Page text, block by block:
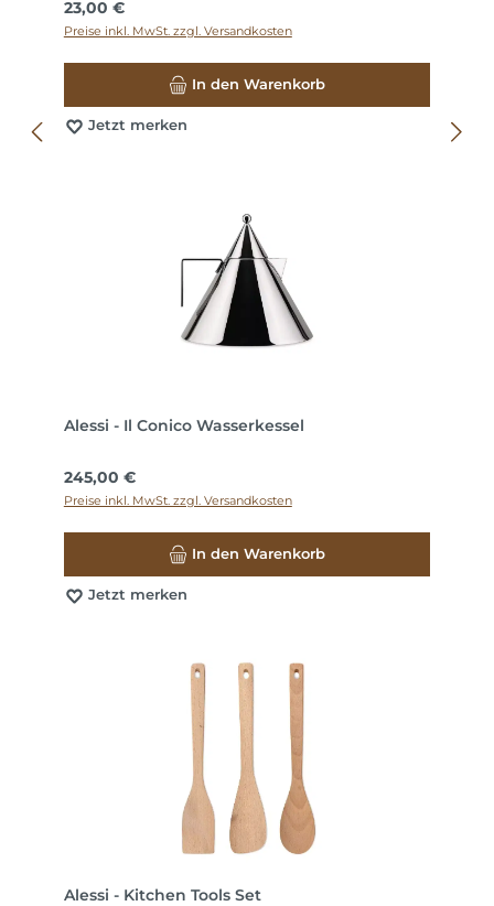
Regulärer Preis:
23,00 €
Preise inkl. MwSt. zzgl. Versandkosten
In den Warenkorb
Jetzt merken
Alessi - Il Conico Wasserkessel
Regulärer Preis:
245,00 €
Preise inkl. MwSt. zzgl. Versandkosten
In den Warenkorb
Jetzt merken
Alessi - Kitchen Tools Set